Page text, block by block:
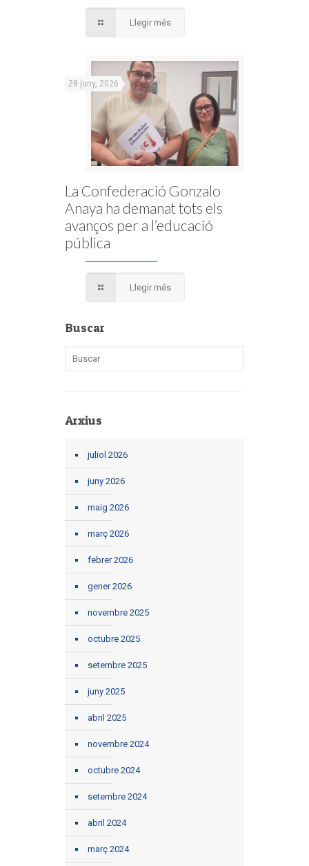
Llegir més
28 juny, 2026
La Confederació Gonzalo
Anaya ha demanat tots els
avanços per a l’educació
pública
Llegir més
Buscar
Arxius
juliol 2026
juny 2026
maig 2026
març 2026
febrer 2026
gener 2026
novembre 2025
octubre 2025
setembre 2025
juny 2025
abril 2025
novembre 2024
octubre 2024
setembre 2024
abril 2024
març 2024